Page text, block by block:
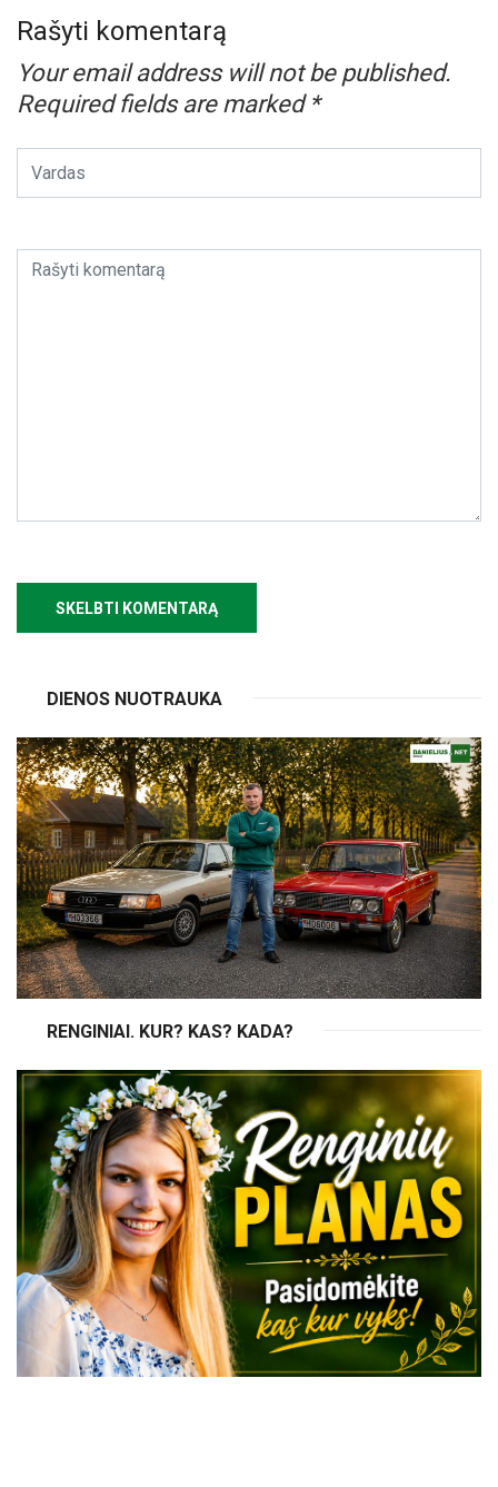
Rašyti komentarą
Your email address will not be published.
Required fields are marked *
DIENOS NUOTRAUKA
RENGINIAI. KUR? KAS? KADA?